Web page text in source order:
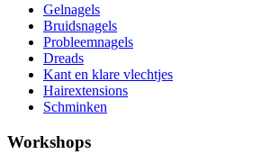
Gelnagels
Bruidsnagels
Probleemnagels
Dreads
Kant en klare vlechtjes
Hairextensions
Schminken
Workshops